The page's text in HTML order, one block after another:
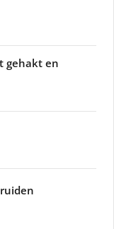
gehakt en